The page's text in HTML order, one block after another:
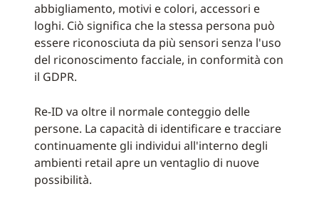
abbigliamento, motivi e colori, accessori e
loghi. Ciò significa che la stessa persona può
essere riconosciuta da più sensori senza l'uso
del riconoscimento facciale, in conformità con
il GDPR.
Re-ID va oltre il normale conteggio delle
persone. La capacità di identificare e tracciare
continuamente gli individui all'interno degli
ambienti retail apre un ventaglio di nuove
possibilità.